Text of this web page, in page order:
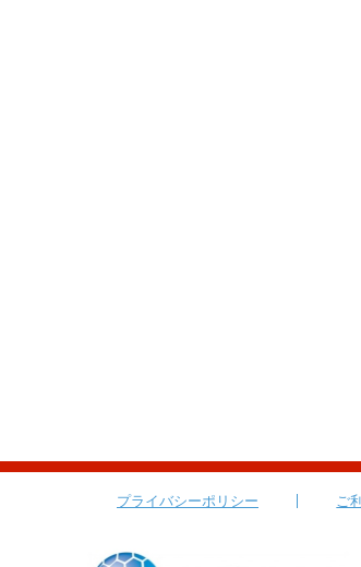
プライバシーポリシー ご